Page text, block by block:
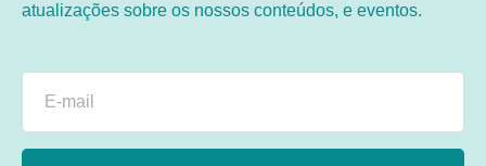
atualizações sobre os nossos conteúdos, e eventos.